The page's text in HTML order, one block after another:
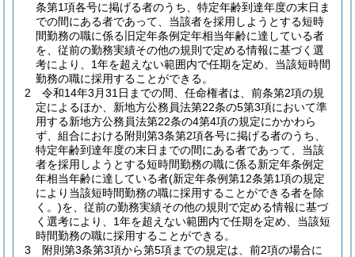
条第1項各号に掲げる者のうち、特定年齢到達年度の末日ま
での間にある者であって、当該者を採用しようとする短時
間勤務の職に係る旧定年条例定年相当年齢に達している者
を、従前の勤務実績その他の規則で定める情報に基づく選
考により、1年を超えない範囲内で任期を定め、当該短時間
勤務の職に採用することができる。
2
令和14年3月31日までの間、任命権者は、前条第2項の規
定によるほか、新地方公務員法第22条の5第3項において準
用する新地方公務員法第22条の4第4項の規定にかかわら
ず、組合における附則第3条第2項各号に掲げる者のうち、
特定年齢到達年度の末日までの間にある者であって、当該
者を採用しようとする短時間勤務の職に係る新定年条例定
年相当年齢に達している者(新定年条例第12条第1項の規定
により当該短時間勤務の職に採用することができる者を除
く。)を、従前の勤務実績その他の規則で定める情報に基づ
く選考により、1年を超えない範囲内で任期を定め、当該短
時間勤務の職に採用することができる。
3
附則第3条第3項から第5項までの規定は、前2項の場合に